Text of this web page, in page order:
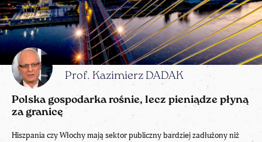
Prof. Kazimierz DADAK
Polska gospodarka rośnie, lecz pieniądze płyną
za granicę
Hiszpania czy Włochy mają sektor publiczny bardziej zadłużony niż